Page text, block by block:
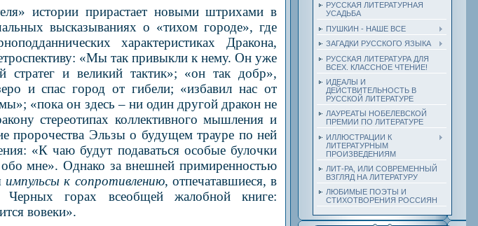
истории прирастает новыми штрихами в
высказываниях о «тихом городе», где
характеристиках Дракона,
«Мы так привыкли к нему. Он уже
стратег и великий тактик»; «он так добр»,
и спас город от гибели; «избавил нас от
«пока он здесь – ни один другой дракон не
стереотипах коллективного мышления и
пророчества Эльзы о будущем трауре по ней
«К чаю будут подаваться особые булочки
мне». Однако за внешней примиренностью
импульсы к сопротивлению, отпечатавшиеся, в
горах всеобщей жалобной книге:
вовеки».
РУССКАЯ ЛИТЕРАТУРНАЯ
УСАДЬБА
ПУШКИН - НАШЕ ВСЕ
ЗАГАДКИ РУССКОГО ЯЗЫКА
РУССКАЯ ЛИТЕРАТУРА ДЛЯ
ВСЕХ. КЛАССНОЕ ЧТЕНИЕ!
ИДЕАЛЫ И
ДЕЙСТВИТЕЛЬНОСТЬ В
РУССКОЙ ЛИТЕРАТУРЕ
ЛАУРЕАТЫ НОБЕЛЕВСКОЙ
ПРЕМИИ ПО ЛИТЕРАТУРЕ
ИЛЛЮСТРАЦИИ К
ЛИТЕРАТУРНЫМ
ПРОИЗВЕДЕНИЯМ
ЛИТ-РА, ИЛИ СОВРЕМЕННЫЙ
ВЗГЛЯД НА ЛИТЕРАТУРУ
ЛЮБИМЫЕ ПОЭТЫ И
СТИХОТВОРЕНИЯ РОССИЯН